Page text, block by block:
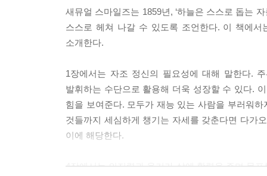
리를 찾기 마련이다.
--- 「아무리 사소한 것이라도 소홀히 다루지 말아
망감과 위험을 넘어서게 하며, 천재성보다 더 많
목적의식이다. 성취하려는 힘만으로는 안 되며,
가장 중심이 되는 힘으로 정의될 수 있을 것이고,
을 부여한다. 진정한 희망이란 의지력에 바탕을
새뮤얼 스마일즈는 1859년, ‘하늘은 스스로 돕는
스스로 헤쳐 나갈 수 있도록 조언한다. 이 책에
소개한다.
1장에서는 자조 정신의 필요성에 대해 말한다.
발휘하는 수단으로 활용해 더욱 성장할 수 있다.
힘을 보여준다. 모두가 재능 있는 사람을 부러워
것들까지 세심하게 챙기는 자세를 갖춘다면 다가
이에 해당한다.
4장에서는 의지력과 용기가 삶에 활력을 주며 목